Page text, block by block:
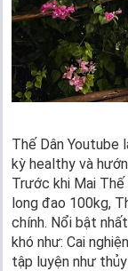
Thế Dân Youtube
kỳ healthy và
Trước khi Mai
long đao 100kg,
chính. Nổi bật
khó như: Cai
tập luyện như